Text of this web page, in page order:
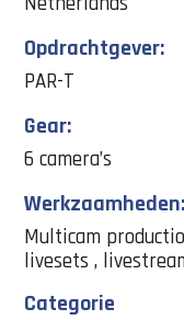
Opdrachtgever:
PAR-T
Gear:
6 camera’s
Werkzaamheden:
Multicam
livesets ,
Categorie